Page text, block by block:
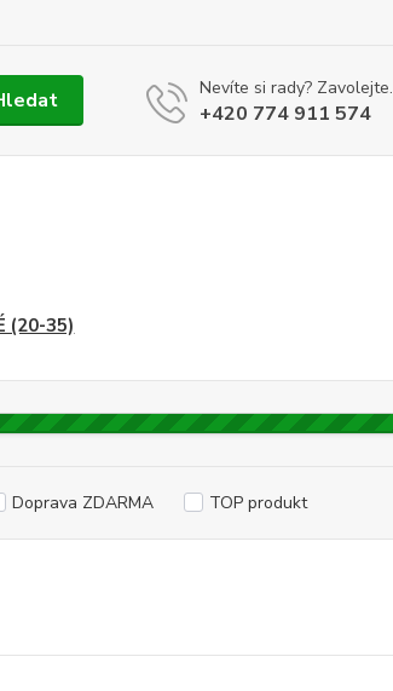
Nevíte si rady? Zavolejte.
+420 774 911 574
(20-35)
Doprava ZDARMA TOP produkt